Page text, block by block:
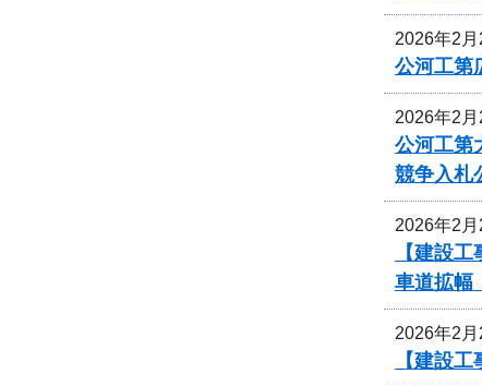
2026年2
公河工第
2026年2
公河工第
競争入札
2026年2
【建設
車道拡幅
2026年2
【建設